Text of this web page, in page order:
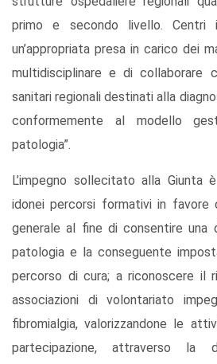
primo e secondo livello. Centri
un’appropriata presa in carico dei
multidisciplinare e di collaborare
sanitari regionali destinati alla
conformemente al modello
patologia”.
L’impegno sollecitato alla Giunta
idonei percorsi formativi in favore
generale al fine di consentire una
patologia e la conseguente
percorso di cura; a riconoscere il
associazioni di volontariato
fibromialgia, valorizzandone le
partecipazione, attraverso la